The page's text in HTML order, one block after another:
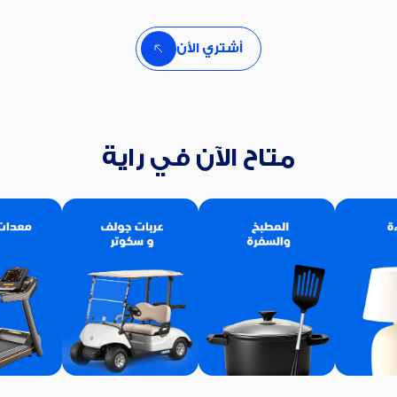
تقسيطى 0% 0% 0% 0%
أشتري الأن
متاح الآن في راية